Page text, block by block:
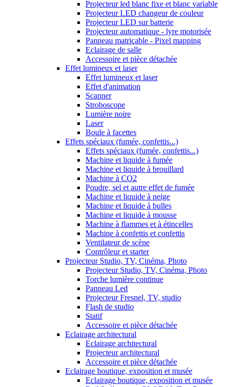
Projecteur led blanc fixe et blanc variable
Projecteur LED changeur de couleur
Projecteur LED sur batterie
Projecteur automatique - lyre motorisée
Panneau matriçable - Pixel mapping
Eclairage de salle
Accessoire et pièce détachée
Effet lumineux et laser
Effet lumineux et laser
Effet d'animation
Scanner
Stroboscope
Lumière noire
Laser
Boule à facettes
Effets spéciaux (fumée, confettis...)
Effets spéciaux (fumée, confettis...)
Machine et liquide à fumée
Machine et liquide à brouillard
Machine à CO2
Poudre, sel et autre effet de fumée
Machine et liquide à neige
Machine et liquide à bulles
Machine et liquide à mousse
Machine à flammes et à étincelles
Machine à confettis et confettis
Ventilateur de scène
Contrôleur et starter
Projecteur Studio, TV, Cinéma, Photo
Projecteur Studio, TV, Cinéma, Photo
Torche lumière continue
Panneau Led
Projecteur Fresnel, TV, studio
Flash de studio
Statif
Accessoire et pièce détachée
Eclairage architectural
Eclairage architectural
Projecteur architectural
Accessoire et pièce détachée
Eclairage boutique, exposition et musée
Eclairage boutique, exposition et musée